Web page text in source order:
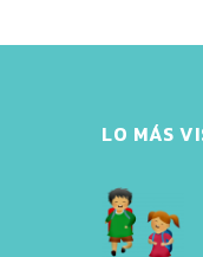
LO MÁS